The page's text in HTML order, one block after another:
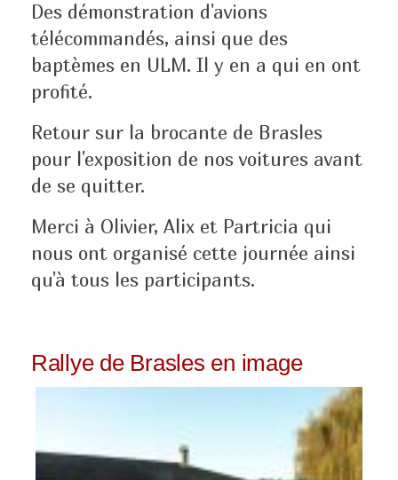
Des démonstration d'avions
télécommandés, ainsi que des
baptèmes en ULM. Il y en a qui en ont
profité.
Retour sur la brocante de Brasles
pour l'exposition de nos voitures avant
de se quitter.
Merci à Olivier, Alix et Partricia qui
nous ont organisé cette journée ainsi
qu'à tous les participants.
Rallye de Brasles en image